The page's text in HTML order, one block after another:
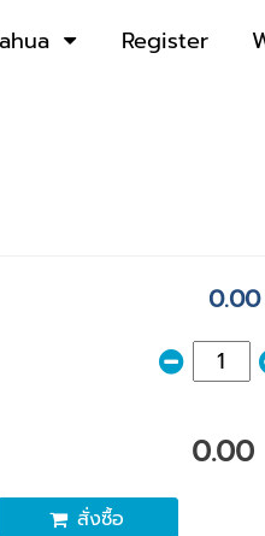
Register
0.00
สั่งซื้อ